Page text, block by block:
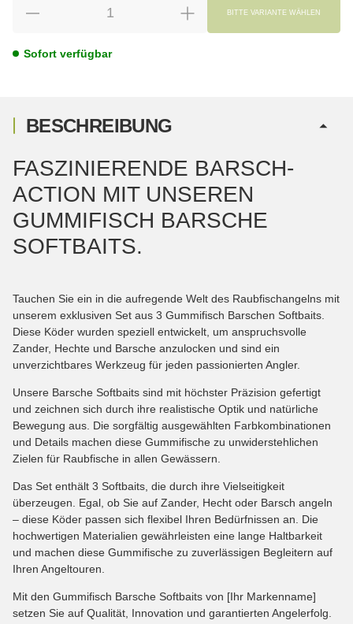
BITTE VARIANTE WÄHLEN
Sofort verfügbar
BESCHREIBUNG
FASZINIERENDE BARSCH-
ACTION MIT UNSEREN
GUMMIFISCH BARSCHE
SOFTBAITS.
Tauchen Sie ein in die aufregende Welt des Raubfischangelns mit
unserem exklusiven Set aus 3 Gummifisch Barschen Softbaits.
Diese Köder wurden speziell entwickelt, um anspruchsvolle
Zander, Hechte und Barsche anzulocken und sind ein
unverzichtbares Werkzeug für jeden passionierten Angler.
Unsere Barsche Softbaits sind mit höchster Präzision gefertigt
und zeichnen sich durch ihre realistische Optik und natürliche
Bewegung aus. Die sorgfältig ausgewählten Farbkombinationen
und Details machen diese Gummifische zu unwiderstehlichen
Zielen für Raubfische in allen Gewässern.
Das Set enthält 3 Softbaits, die durch ihre Vielseitigkeit
überzeugen. Egal, ob Sie auf Zander, Hecht oder Barsch angeln
– diese Köder passen sich flexibel Ihren Bedürfnissen an. Die
hochwertigen Materialien gewährleisten eine lange Haltbarkeit
und machen diese Gummifische zu zuverlässigen Begleitern auf
Ihren Angeltouren.
Mit den Gummifisch Barsche Softbaits von [Ihr Markenname]
setzen Sie auf Qualität, Innovation und garantierten Angelerfolg.